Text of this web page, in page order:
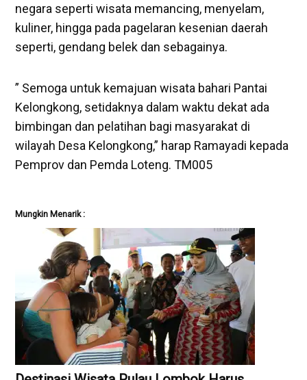
negara seperti wisata memancing, menyelam,
kuliner, hingga pada pagelaran kesenian daerah
seperti, gendang belek dan sebagainya.
” Semoga untuk kemajuan wisata bahari Pantai
Kelongkong, setidaknya dalam waktu dekat ada
bimbingan dan pelatihan bagi masyarakat di
wilayah Desa Kelongkong,” harap Ramayadi kepada
Pemprov dan Pemda Loteng. TM005
Mungkin Menarik :